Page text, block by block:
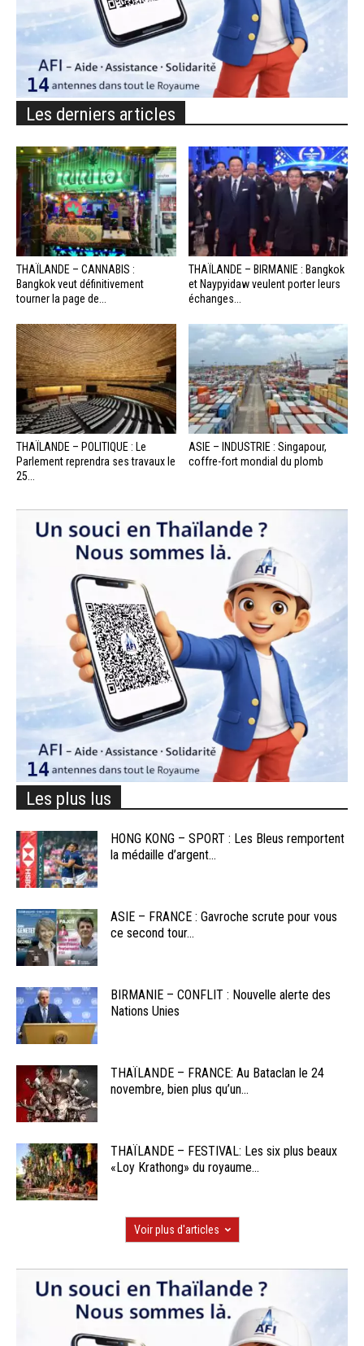
Les derniers articles
THAÏLANDE – CANNABIS :
Bangkok veut définitivement
tourner la page de...
THAÏLANDE – BIRMANIE : Bangkok
et Naypyidaw veulent porter leurs
échanges...
THAÏLANDE – POLITIQUE : Le
Parlement reprendra ses travaux le
25...
ASIE – INDUSTRIE : Singapour,
coffre-fort mondial du plomb
Les plus lus
HONG KONG – SPORT : Les Bleus remportent
la médaille d’argent...
ASIE – FRANCE : Gavroche scrute pour vous
ce second tour...
BIRMANIE – CONFLIT : Nouvelle alerte des
Nations Unies
THAÏLANDE – FRANCE: Au Bataclan le 24
novembre, bien plus qu’un...
THAÏLANDE – FESTIVAL: Les six plus beaux
«Loy Krathong» du royaume...
Voir plus d'articles